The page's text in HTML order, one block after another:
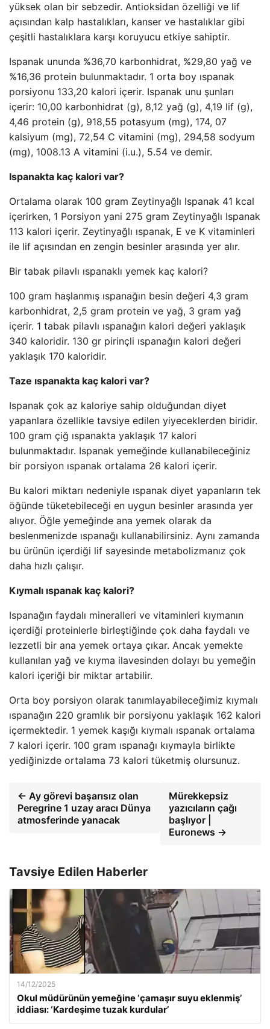
yüksek olan bir sebzedir. Antioksidan özelliği ve lif
açısından kalp hastalıkları, kanser ve hastalıklar gibi
çeşitli hastalıklara karşı koruyucu etkiye sahiptir.
Ispanak ununda %36,70 karbonhidrat, %29,80 yağ ve
%16,36 protein bulunmaktadır. 1 orta boy ıspanak
porsiyonu 133,20 kalori içerir. Ispanak unu şunları
içerir: 10,00 karbonhidrat (g), 8,12 yağ (g), 4,19 lif (g),
4,46 protein (g), 918,55 potasyum (mg), 174, 07
kalsiyum (mg), 72,54 C vitamini (mg), 294,58 sodyum
(mg), 1008.13 A vitamini (i.u.), 5.54 ve demir.
Ispanakta kaç kalori var?
Ortalama olarak 100 gram Zeytinyağlı Ispanak 41 kcal
içerirken, 1 Porsiyon yani 275 gram Zeytinyağlı Ispanak
113 kalori içerir. Zeytinyağlı ıspanak, E ve K vitaminleri
ile lif açısından en zengin besinler arasında yer alır.
Bir tabak pilavlı ıspanaklı yemek kaç kalori?
100 gram haşlanmış ıspanağın besin değeri 4,3 gram
karbonhidrat, 2,5 gram protein ve yağ, 3 gram yağ
içerir. 1 tabak pilavlı ıspanağın kalori değeri yaklaşık
340 kaloridir. 130 gr pirinçli ıspanağın kalori değeri
yaklaşık 170 kaloridir.
Taze ıspanakta kaç kalori var?
Ispanak çok az kaloriye sahip olduğundan diyet
yapanlara özellikle tavsiye edilen yiyeceklerden biridir.
100 gram çiğ ıspanakta yaklaşık 17 kalori
bulunmaktadır. Ispanak yemeğinde kullanabileceğiniz
bir porsiyon ıspanak ortalama 26 kalori içerir.
Bu kalori miktarı nedeniyle ıspanak diyet yapanların tek
öğünde tüketebileceği en uygun besinler arasında yer
alıyor. Öğle yemeğinde ana yemek olarak da
beslenmenizde ıspanağı kullanabilirsiniz. Aynı zamanda
bu ürünün içerdiği lif sayesinde metabolizmanız çok
daha hızlı çalışır.
Kıymalı ıspanak kaç kalori?
Ispanağın faydalı mineralleri ve vitaminleri kıymanın
içerdiği proteinlerle birleştiğinde çok daha faydalı ve
lezzetli bir ana yemek ortaya çıkar. Ancak yemekte
kullanılan yağ ve kıyma ilavesinden dolayı bu yemeğin
kalori içeriği bir miktar artabilir.
Orta boy porsiyon olarak tanımlayabileceğimiz kıymalı
ıspanağın 220 gramlık bir porsiyonu yaklaşık 162 kalori
içermektedir. 1 yemek kaşığı kıymalı ıspanak ortalama
7 kalori içerir. 100 gram ıspanağı kıymayla birlikte
yediğinizde ortalama 73 kalori tüketmiş olursunuz.
← Ay görevi başarısız olan
Peregrine 1 uzay aracı Dünya
atmosferinde yanacak
Mürekkepsiz
yazıcıların çağı
başlıyor |
Euronews →
Tavsiye Edilen Haberler
14/12/2025
Okul müdürünün yemeğine ‘çamaşır suyu eklenmiş’
iddiası: ‘Kardeşime tuzak kurdular’